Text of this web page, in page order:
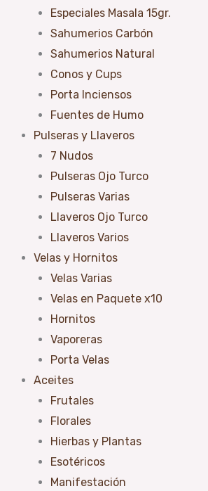
Especiales Masala 15gr.
Sahumerios Carbón
Sahumerios Natural
Conos y Cups
Porta Inciensos
Fuentes de Humo
Pulseras y Llaveros
7 Nudos
Pulseras Ojo Turco
Pulseras Varias
Llaveros Ojo Turco
Llaveros Varios
Velas y Hornitos
Velas Varias
Velas en Paquete x10
Hornitos
Vaporeras
Porta Velas
Aceites
Frutales
Florales
Hierbas y Plantas
Esotéricos
Manifestación